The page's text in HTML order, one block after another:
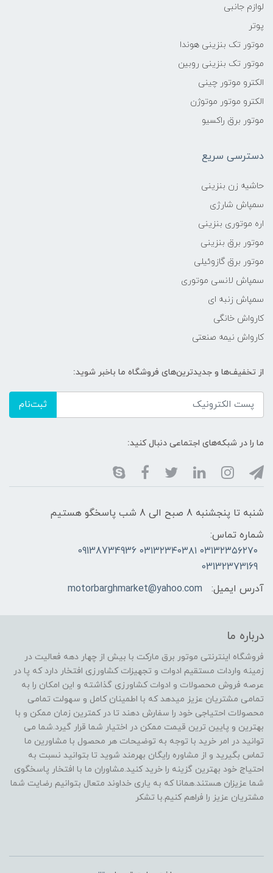
لوازم جانبی
پوتر
موتور تک بنزینی هوندا
موتور تک بنزینی روبین
الکترو موتور چینی
الکترو موتور موتوژن
موتور برق راکسیو
دسترسی سریع
حاشیه زن بنزینی
سمپاش شارژی
اره موتوری بنزینی
موتور برق بنزینی
موتور برق گازوئیلی
سمپاش لانسی موتوری
سمپاش زنبه ای
کارواش خانگی
کارواش نیمه صنعتی
از تخفیف‌ها و جدیدترین‌های فروشگاه ما باخبر شوید:
ثبت‌نام
ما را در شبکه‌های اجتماعی دنبال کنید:
شنبه تا پنجشنبه 8 صبح الی 8 شب پاسخگو هستیم
شماره تماس:
۰۳۱۳۲۳۵۶۲۷۰ ۰۳۱۳۲۳۴۰۳۸۱ 09138734936
03132373169
آدرس ایمیل:
motorbarghmarket@yahoo.com
درباره ما
فروشگاه اینترنتی موتور برق مارکت با بیش از چهار دهه فعالیت در
زمینه واردات مستقیم ادوات و تجهیزات کشاورزی افتخار دارد که پا در
عرصه فروش محصولات و ادوات کشاورزی گذاشته و این امکان را به
تمامی مشتریان عزیز میدهد که با اطمینان کامل و سهولت تمامی
محصولات احتیاجی خود را سفارش دهند تا در کمترین زمان ممکن و با
بهترین و پایین ترین قیمت ممکن در اختیار شما قرار گیرد.شما می
توانید در امر خرید با توجه به توضیحات هر محصول با مشاورین ما
تماس بگیرید و از مشاوره رایگان بهرمند شوید تا بتوانید نسبت به
احتیاج خود بهترین گزینه را خرید کنید.مشاوران ما با افتخار پاسخگوی
شما عزیزان هستند.همانا که به یاری خداوند متعال بتوانیم رضایت شما
مشتریان عزیز را فراهم کنیم.با تشکر